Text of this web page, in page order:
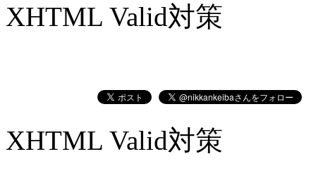
XHTML Valid対策
XHTML Valid対策